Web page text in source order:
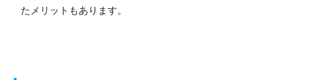
たメリットもあります。